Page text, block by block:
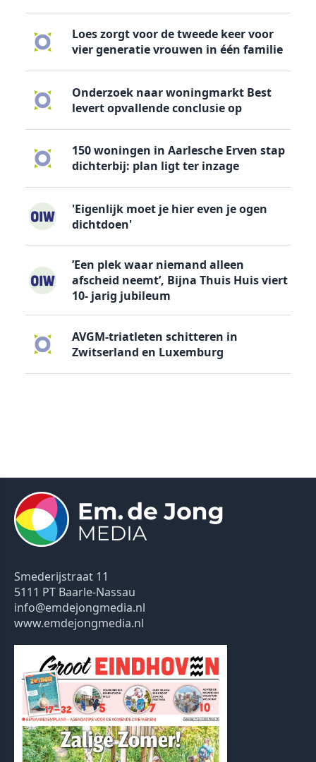
Loes zorgt voor de tweede keer voor
vier generatie vrouwen in één familie
Onderzoek naar woningmarkt Best
levert opvallende conclusie op
150 woningen in Aarlesche Erven stap
dichterbij: plan ligt ter inzage
'Eigenlijk moet je hier even je ogen
dichtdoen'
’Een plek waar niemand alleen
afscheid neemt’, Bijna Thuis Huis viert
10- jarig jubileum
AVGM-triatleten schitteren in
Zwitserland en Luxemburg
Smederijstraat 11
5111 PT Baarle-Nassau
info@emdejongmedia.nl
www.emdejongmedia.nl